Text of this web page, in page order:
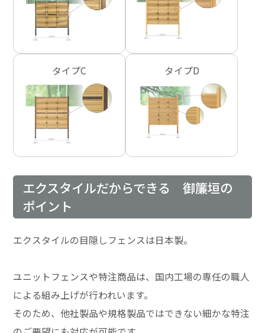
タイプC タイプD
エクスタイルだからできる 御簾垣の
ポイント
エクスタイルの目隠しフェンスは日本製。
ユニットフェンスや特注商品は、国内工場の専任の職人
による組み上げが行われいます。
そのため、他社製品や規格製品ではできない細かな特注